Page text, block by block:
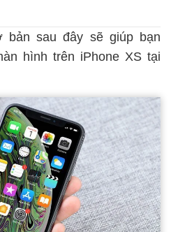
bản sau đây sẽ giúp bạn
hình trên iPhone XS tại